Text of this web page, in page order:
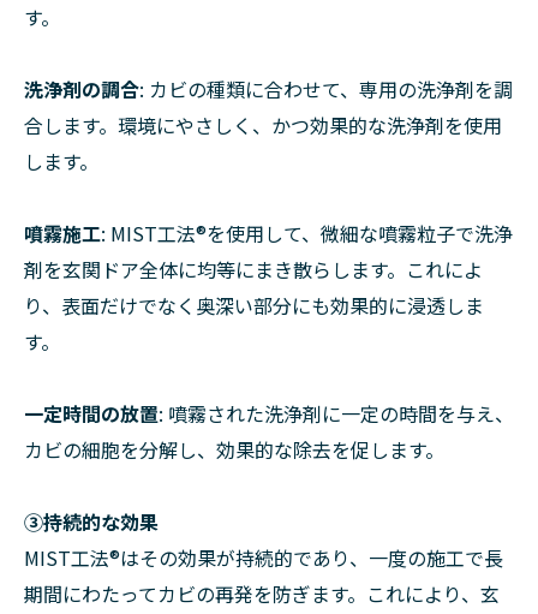
す。
洗浄剤の調合: カビの種類に合わせて、専用の洗浄剤を調
合します。環境にやさしく、かつ効果的な洗浄剤を使用
します。
噴霧施工: MIST工法®を使用して、微細な噴霧粒子で洗浄
剤を玄関ドア全体に均等にまき散らします。これによ
り、表面だけでなく奥深い部分にも効果的に浸透しま
す。
一定時間の放置: 噴霧された洗浄剤に一定の時間を与え、
カビの細胞を分解し、効果的な除去を促します。
➂持続的な効果
MIST工法®はその効果が持続的であり、一度の施工で長
期間にわたってカビの再発を防ぎます。これにより、玄